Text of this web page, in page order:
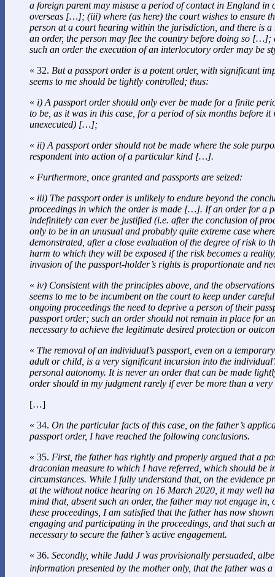
a foreign parent may misuse a period of contact in England in
overseas […]; (iii) where (as here) the court wishes to ensure
person at a court hearing within the jurisdiction, and there is a
an order, the person may flee the country before doing so […];
such an order the execution of an interlocutory order may be
« 32. But a passport order is a potent order, with significant
seems to me should be tightly controlled; thus:
« i) A passport order should only ever be made for a finite
to be, as it was in this case, for a period of six months before it
unexecuted) […];
« ii) A passport order should not be made where the sole
respondent into action of a particular kind […].
« Furthermore, once granted and passports are seized:
« iii) The passport order is unlikely to endure beyond the
proceedings in which the order is made […]. If an order for a
indefinitely can ever be justified (i.e. after the conclusion of
only to be in an unusual and probably quite extreme case
demonstrated, after a close evaluation of the degree of risk to
harm to which they will be exposed if the risk becomes a
invasion of the passport-holder’s rights is proportionate and
« iv) Consistent with the principles above, and the
seems to me to be incumbent on the court to keep under
ongoing proceedings the need to deprive a person of their
passport order; such an order should not remain in place for
necessary to achieve the legitimate desired protection or
« The removal of an individual’s passport, even on a
adult or child, is a very significant incursion into the
personal autonomy. It is never an order that can be made
order should in my judgment rarely if ever be more than a
[…]
« 34. On the particular facts of this case, on the father’s
passport order, I have reached the following conclusions.
« 35. First, the father has rightly and properly argued that a
draconian measure to which I have referred, which should be
circumstances. While I fully understand that, on the evidence
at the without notice hearing on 16 March 2020, it may well
mind that, absent such an order, the father may not engage in,
these proceedings, I am satisfied that the father has now
engaging and participating in the proceedings, and that such
necessary to secure the father’s active engagement.
« 36. Secondly, while Judd J was provisionally persuaded,
information presented by the mother only, that the father was a